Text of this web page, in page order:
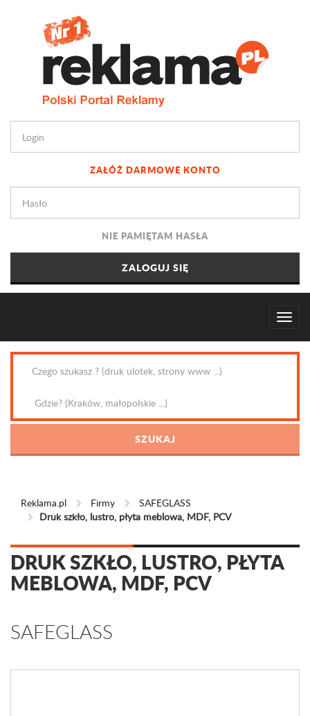
ZAŁÓŻ DARMOWE KONTO
NIE PAMIĘTAM HASŁA
Reklama.pl Firmy
SAFEGLASS
Druk szkło, lustro, płyta meblowa, MDF, PCV
DRUK SZKŁO, LUSTRO, PŁYTA
MEBLOWA, MDF, PCV
SAFEGLASS